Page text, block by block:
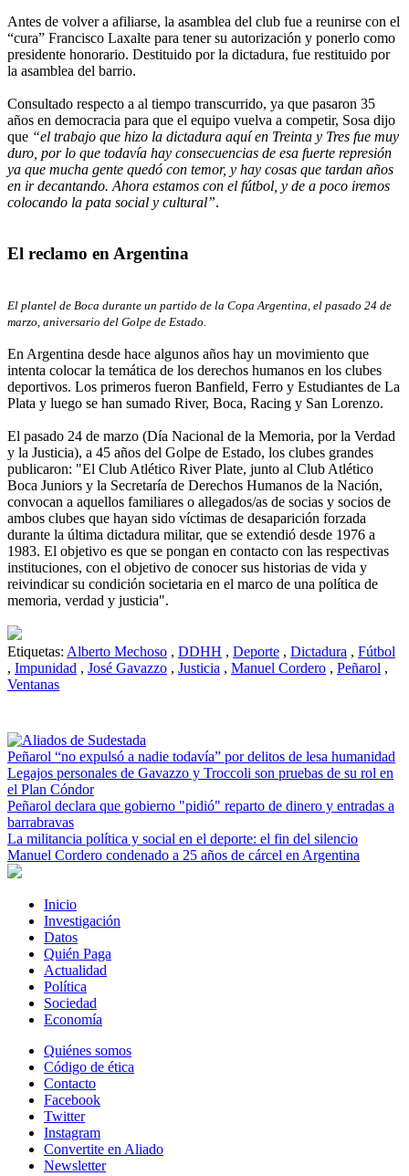
Antes de volver a afiliarse, la asamblea del club fue a reunirse con el
“cura” Francisco Laxalte para tener su autorización y ponerlo como
presidente honorario. Destituido por la dictadura, fue restituido por
la asamblea del barrio.
Consultado respecto a al tiempo transcurrido, ya que pasaron 35
años en democracia para que el equipo vuelva a competir, Sosa dijo
que “el trabajo que hizo la dictadura aquí en Treinta y Tres fue muy
duro, por lo que todavía hay consecuencias de esa fuerte represión
ya que mucha gente quedó con temor, y hay cosas que tardan años
en ir decantando. Ahora estamos con el fútbol, y de a poco iremos
colocando la pata social y cultural”.
El reclamo en Argentina
El plantel de Boca durante un partido de la Copa Argentina, el pasado 24 de
marzo, aniversario del Golpe de Estado.
En Argentina desde hace algunos años hay un movimiento que
intenta colocar la temática de los derechos humanos en los clubes
deportivos. Los primeros fueron Banfield, Ferro y Estudiantes de La
Plata y luego se han sumado River, Boca, Racing y San Lorenzo.
El pasado 24 de marzo (Día Nacional de la Memoria, por la Verdad
y la Justicia), a 45 años del Golpe de Estado, los clubes grandes
publicaron: "El Club Atlético River Plate, junto al Club Atlético
Boca Juniors y la Secretaría de Derechos Humanos de la Nación,
convocan a aquellos familiares o allegados/as de socias y socios de
ambos clubes que hayan sido víctimas de desaparición forzada
durante la última dictadura militar, que se extendió desde 1976 a
1983. El objetivo es que se pongan en contacto con las respectivas
instituciones, con el objetivo de conocer sus historias de vida y
reivindicar su condición societaria en el marco de una política de
memoria, verdad y justicia".
Etiquetas: Alberto Mechoso , DDHH , Deporte , Dictadura , Fútbol
, Impunidad , José Gavazzo , Justicia , Manuel Cordero , Peñarol ,
Ventanas
Peñarol “no expulsó a nadie todavía” por delitos de lesa humanidad
Legajos personales de Gavazzo y Troccoli son pruebas de su rol en
el Plan Cóndor
Peñarol declara que gobierno "pidió" reparto de dinero y entradas a
barrabravas
La militancia política y social en el deporte: el fin del silencio
Manuel Cordero condenado a 25 años de cárcel en Argentina
Inicio
Investigación
Datos
Quién Paga
Actualidad
Política
Sociedad
Economía
Quiénes somos
Código de ética
Contacto
Facebook
Twitter
Instagram
Convertite en Aliado
Newsletter